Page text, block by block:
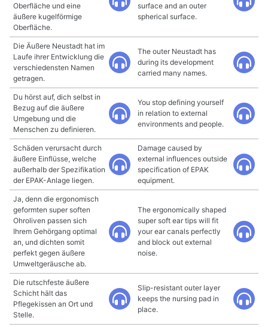
Oberfläche und eine
äußere kugelförmige
Oberfläche.
surface and an outer
spherical surface.
Die Äußere Neustadt hat im
Laufe ihrer Entwicklung die
verschiedensten Namen
getragen.
The outer Neustadt has
during its development
carried many names.
Du hörst auf, dich selbst in
Bezug auf die äußere
Umgebung und die
Menschen zu definieren.
You stop defining yourself
in relation to external
environments and people.
Schäden verursacht durch
äußere Einflüsse, welche
außerhalb der Spezifikation
der EPAK-Anlage liegen.
Damage caused by
external influences outside
specification of EPAK
equipment.
Ja, denn die ergonomisch
geformten super soften
Ohroliven passen sich
Ihrem Gehörgang optimal
an, und dichten somit
perfekt gegen äußere
Umweltgeräusche ab.
The ergonomically shaped
super soft ear tips will fit
your ear canals perfectly
and block out external
noise.
Die rutschfeste äußere
Schicht hält das
Pflegekissen an Ort und
Stelle.
Slip-resistant outer layer
keeps the nursing pad in
place.